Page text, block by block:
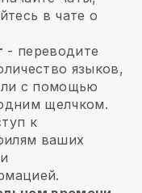
в чате о
- переводите
языков,
с помощью
щелчком.
к
ваших